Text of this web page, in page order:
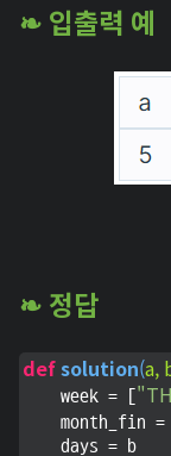
❧ 입출력 예
❧ 정답
defsolution(a,
    week = [
month_fin =
    days = b